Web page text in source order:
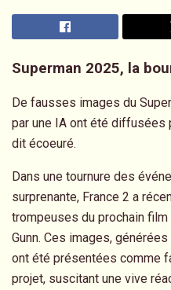
Superman 2025, la
De fausses images du
par une IA ont été diffusées
dit écoeuré.
Dans une tournure des
surprenante, France 2 a
trompeuses du prochain film
Gunn. Ces images,
ont été présentées comme
projet, suscitant une vive